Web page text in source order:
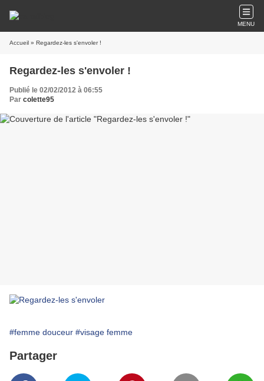
MENU
Accueil » Regardez-les s'envoler !
Regardez-les s'envoler !
Publié le 02/02/2012 à 06:55
Par colette95
#femme douceur #visage femme
Partager